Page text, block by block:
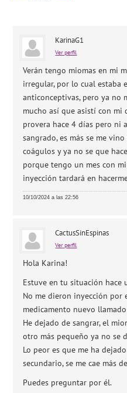
KarinaG1
Ver perfil
Verán tengo miomas en mi
irregular, por lo cual estaba
anticonceptivas, pero ya no
mucho así que asistí con mi
provera hace 4 días pero ni
sangrado, es más se me
coágulos y ya no se que
porque tengo un mes con
inyección tardará en
10/10/2024 a las 22:56
CactusSinEspinas
Ver perfil
Hola Karina!
Estuve en tu situación hace
No me dieron inyección por
medicamento nuevo
He dejado de sangrar, el
otro más pequeño ya no se
Lo peor es que me ha
secundario, se me cae más
Puedes preguntar por él.